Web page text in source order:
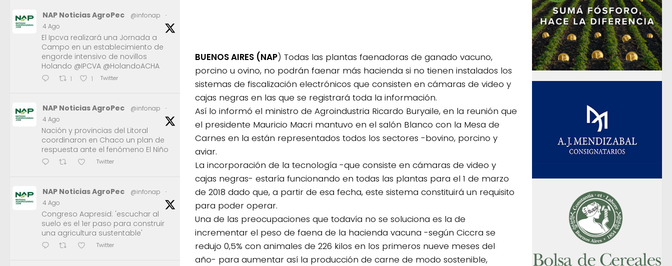
BUENOS AIRES (NAP) Todas las plantas faenadoras de ganado vacuno,
porcino u ovino, no podrán faenar más hacienda si no tienen instalados los
sistemas de fiscalización electrónicos que consisten en cámaras de video y
cajas negras en las que se registrará toda la información.
Así lo informó el ministro de Agroindustria Ricardo Buryaile, en la reunión que
el presidente Mauricio Macri mantuvo en el salón Blanco con la Mesa de
Carnes en la están representados todos los sectores -bovino, porcino y
aviar.
La incorporación de la tecnología -que consiste en cámaras de video y
cajas negras- estaría funcionando en todas las plantas para el 1 de marzo
de 2018 dado que, a partir de esa fecha, este sistema constituirá un requisito
para poder operar.
Una de las preocupaciones que todavía no se soluciona es la de
incrementar el peso de faena de la hacienda vacuna -según Ciccra se
redujo 0,5% con animales de 226 kilos en los primeros nueve meses del
año- para aumentar así la producción de carne de modo sostenible,
NAP Noticias AgroPec @infonap
·
4 Ago
El Ipcva realizará una Jornada a
Campo en un establecimiento de
engorde intensivo de novillos
Holando @IPCVA @HolandoACHA
1 1 Twitter
NAP Noticias AgroPec @infonap
·
4 Ago
Nación y provincias del Litoral
coordinaron en Chaco un plan de
respuesta ante el fenómeno El Niño
Twitter
NAP Noticias AgroPec @infonap
·
4 Ago
Congreso Aapresid: 'escuchar al
suelo es el 1er paso para construir
una agricultura sustentable'
Twitter